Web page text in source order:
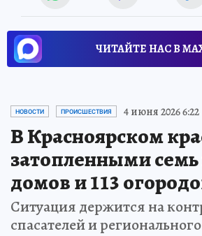
ЧИТАЙТЕ НАС В
НОВОСТИ ПРОИСШЕСТВИЯ 4 июня 2026 6:22
В Красноярском
затопленными
домов и 113
Ситуация держится на
спасателей и